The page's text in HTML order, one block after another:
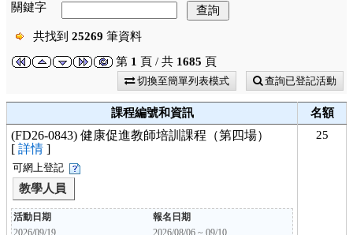
關鍵字
共找到 25269 筆資料
第 1 頁 / 共 1685 頁
切換至簡單列表模式 查詢已登記活動
課程編號和資訊 名額
(FD26-0843) 健康促進教師培訓課程（第四場）
[ 詳情 ]
可網上登記
教學人員
活動日期
報名日期
2026/09/19
2026/08/06 ~ 09/10
25